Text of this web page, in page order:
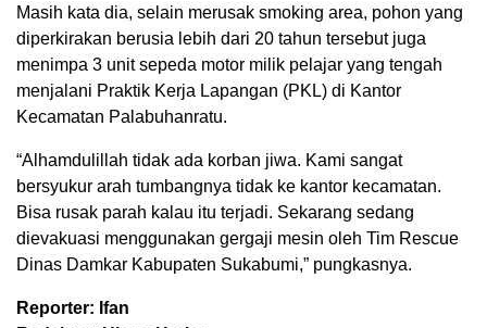
Masih kata dia, selain merusak smoking area, pohon yang
diperkirakan berusia lebih dari 20 tahun tersebut juga
menimpa 3 unit sepeda motor milik pelajar yang tengah
menjalani Praktik Kerja Lapangan (PKL) di Kantor
Kecamatan Palabuhanratu.
“Alhamdulillah tidak ada korban jiwa. Kami sangat
bersyukur arah tumbangnya tidak ke kantor kecamatan.
Bisa rusak parah kalau itu terjadi. Sekarang sedang
dievakuasi menggunakan gergaji mesin oleh Tim Rescue
Dinas Damkar Kabupaten Sukabumi,” pungkasnya.
Reporter: Ifan